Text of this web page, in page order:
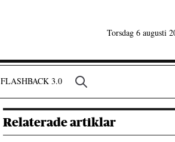
Torsdag 6 augusti
FLASHBACK 3.0
Relaterade artiklar